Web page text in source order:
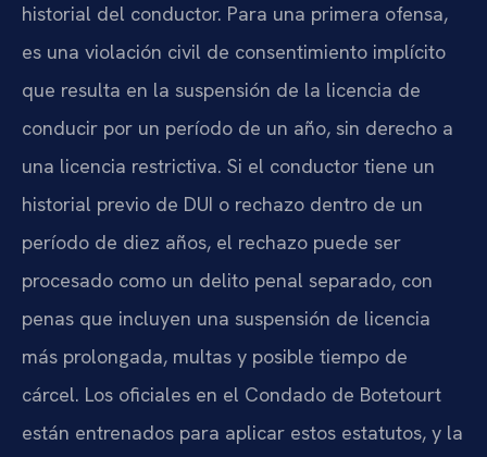
historial del conductor. Para una primera ofensa,
es una violación civil de consentimiento implícito
que resulta en la suspensión de la licencia de
conducir por un período de un año, sin derecho a
una licencia restrictiva. Si el conductor tiene un
historial previo de DUI o rechazo dentro de un
período de diez años, el rechazo puede ser
procesado como un delito penal separado, con
penas que incluyen una suspensión de licencia
más prolongada, multas y posible tiempo de
cárcel. Los oficiales en el Condado de Botetourt
están entrenados para aplicar estos estatutos, y la